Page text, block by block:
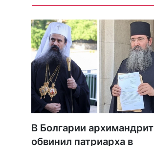
В Болгарии архимандрит
обвинил патриарха в